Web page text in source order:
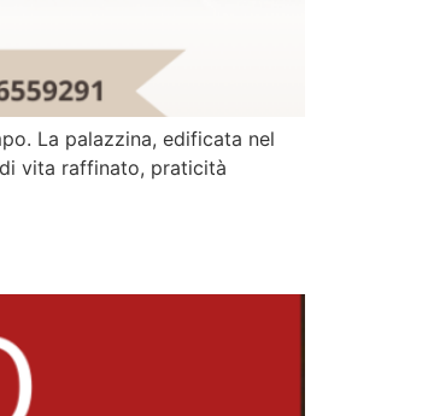
La palazzina, edificata nel
vita raffinato, praticità